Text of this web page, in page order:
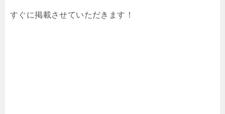
すぐに掲載させていただきます！